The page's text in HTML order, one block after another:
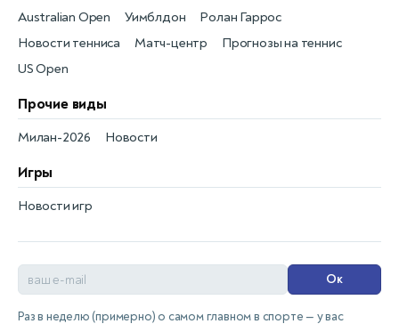
Новости тенниса
Australian Open
Матч-центр
Уимблдон
Прогнозы на теннис
Ролан Гаррос
US Open
Прочие виды
Новости
Милан-2026
Игры
Новости игр
Ок
Раз в неделю (примерно) о самом главном в спорте — у вас